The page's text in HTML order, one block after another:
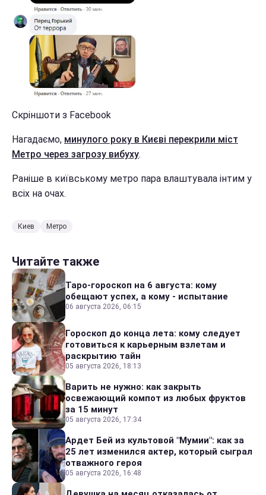
Скріншоти з Facebook
Нагадаємо, минулого року в Києві перекрили міст
Метро через загрозу вибуху.
Раніше в київському метро пара влаштувала інтим у
всіх на очах.
Киев Метро
Читайте также
Таро-гороскоп на 6 августа: кому
обещают успех, а кому - испытание
06 августа 2026, 06:15
Гороскоп до конца лета: кому следует
готовиться к карьерным взлетам и
раскрытию тайн
05 августа 2026, 18:13
Варить не нужно: как закрыть
освежающий компот из любых фруктов
за 15 минут
05 августа 2026, 17:34
Ардет Бей из культовой "Мумии": как за
25 лет изменился актер, который сыграл
отважного героя
05 августа 2026, 16:48